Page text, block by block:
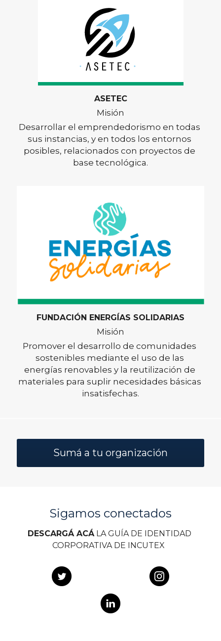
ASETEC
Misión
Desarrollar el emprendedorismo en todas
sus instancias, y en todos los entornos
posibles, relacionados con proyectos de
base tecnológica.
FUNDACIÓN ENERGÍAS SOLIDARIAS
Misión
Promover el desarrollo de comunidades
sostenibles mediante el uso de las
energías renovables y la reutilización de
materiales para suplir necesidades básicas
insatisfechas.
Sumá a tu organización
Sigamos conectados
DESCARGÁ ACÁ LA GUÍA DE IDENTIDAD
CORPORATIVA DE INCUTEX